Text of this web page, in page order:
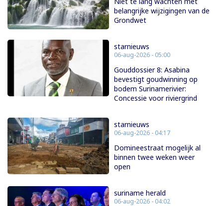
belangrijke wijzigingen van de
Grondwet
starnieuws
06-aug-2026 - 05:00
Gouddossier 8: Asabina
bevestigt goudwinning op
bodem Surinamerivier:
Concessie voor riviergrind
starnieuws
06-aug-2026 - 04:17
Domineestraat mogelijk al
binnen twee weken weer
open
suriname herald
06-aug-2026 - 04:02